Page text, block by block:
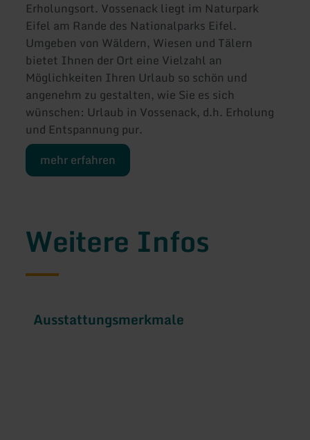
Erholungsort. Vossenack liegt im Naturpark
Eifel am Rande des Nationalparks Eifel.
Umgeben von Wäldern, Wiesen und Tälern
bietet Ihnen der Ort eine Vielzahl an
Möglichkeiten Ihren Urlaub so schön und
angenehm zu gestalten, wie Sie es sich
wünschen: Urlaub in Vossenack, d.h. Erholung
und Entspannung pur.
mehr erfahren
Weitere Infos
Ausstattungsmerkmale